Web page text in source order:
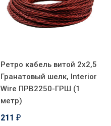
Ретро кабель витой 2x2,5
Гранатовый шелк, Interior
Wire ПРВ2250-ГРШ (1
метр)
211 ₽